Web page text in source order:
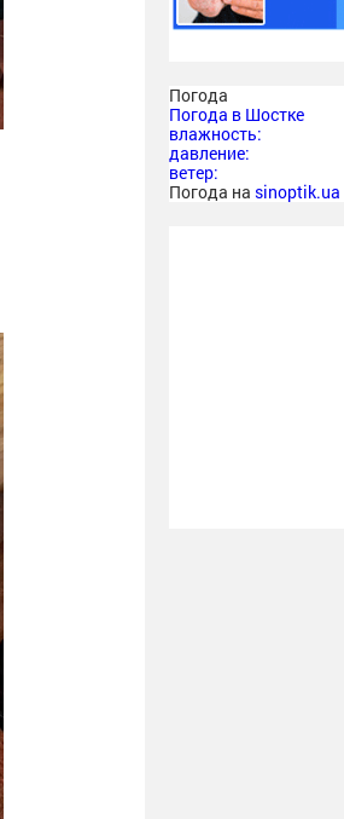
Погода
Погода в Шостке
влажность:
давление:
ветер:
Погода на sinoptik.ua